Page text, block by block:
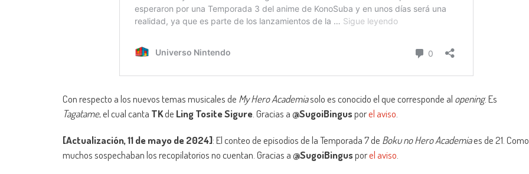
Con respecto a los nuevos temas musicales de My Hero Academiasolo es conocido el que corresponde al opening. Es
Tagatame, el cual canta TKde Ling Tosite Sigure. Gracias a@SugoiBingusporel aviso.
[Actualización, 11 de mayo de 2024]: El conteo de episodios de la Temporada 7 de Boku no Hero Academiaes de 21. Como
muchos sospechaban los recopilatorios no cuentan. Gracias a@SugoiBingusporel aviso.